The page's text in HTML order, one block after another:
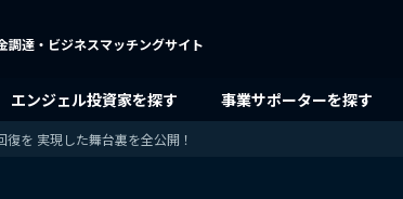
調達・ビジネスマッチングサイト
エンジェル投資家を探す 事業サポーターを探す
復を 実現した舞台裏を全公開！